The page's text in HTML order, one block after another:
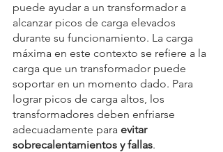
puede ayudar a un transformador a
alcanzar picos de carga elevados
durante su funcionamiento. La carga
máxima en este contexto se refiere a la
carga que un transformador puede
soportar en un momento dado. Para
lograr picos de carga altos, los
transformadores deben enfriarse
adecuadamente para evitar
sobrecalentamientos y fallas.